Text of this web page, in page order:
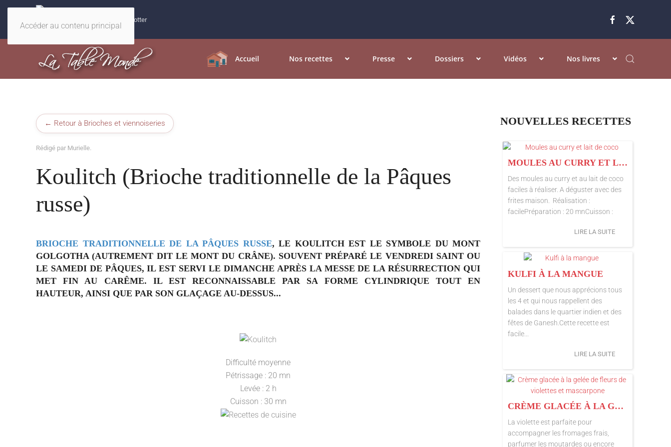
Accéder au contenu principal
32 recettes magiques Harry Potter
Accueil Nos recettes Presse Dossiers Vidéos Nos livres
← Retour à Brioches et viennoiseries
Rédigé par Murielle.
Koulitch (Brioche traditionnelle de la Pâques
russe)
BRIOCHE TRADITIONNELLE DE LA PÂQUES RUSSE, LE KOULITCH EST LE SYMBOLE DU MONT
GOLGOTHA (AUTREMENT DIT LE MONT DU CRÂNE). SOUVENT PRÉPARÉ LE VENDREDI SAINT OU
LE SAMEDI DE PÂQUES, IL EST SERVI LE DIMANCHE APRÈS LA MESSE DE LA RÉSURRECTION QUI
MET FIN AU CARÊME. IL EST RECONNAISSABLE PAR SA FORME CYLINDRIQUE TOUT EN
HAUTEUR, AINSI QUE PAR SON GLAÇAGE AU-DESSUS...
Difficulté moyenne
Pétrissage : 20 mn
Levée : 2 h
Cuisson : 30 mn
NOUVELLES RECETTES
MOULES AU CURRY ET LAIT DE COCO
Des moules au curry et au lait de coco
faciles à réaliser. A déguster avec des
frites maison. Réalisation :
facilePréparation : 20 mnCuisson :
LIRE LA SUITE
KULFI À LA MANGUE
Un dessert que nous apprécions tous
les 4 et qui nous rappellent des
balades dans le quartier indien et des
fêtes de Ganesh.Cette recette est
facile...
LIRE LA SUITE
CRÈME GLACÉE À LA GELÉE DE FLEURS DE VIOLETTES ET MASCARPONE
La violette est parfaite pour
accompagner les fromages frais,
parfumer les moutardes ou encore